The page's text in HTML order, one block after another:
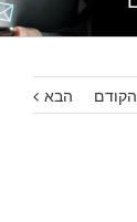
הקודם הבא